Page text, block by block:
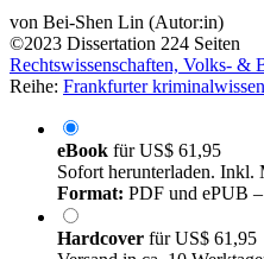
von Bei-Shen Lin (Autor:in)
©2023 Dissertation 224 Seiten
Rechtswissenschaften, Volks- &
Reihe: Frankfurter
eBook fürUS$ 61,95
Sofort herunterladen. Inkl.
Format: PDF und ePUB
Hardcover fürUS$ 61,95